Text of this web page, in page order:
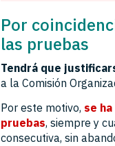
Por
las pruebas
Tendrá que
a la Comisión
Por este motivo, se
pruebas, siempre y
consecutiva, sin